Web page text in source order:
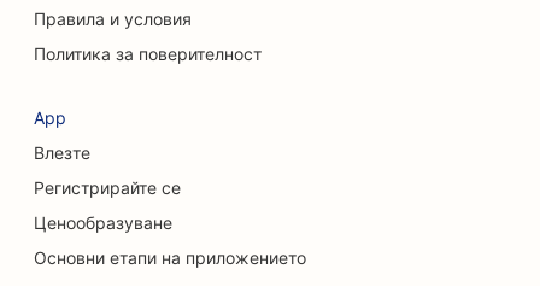
SEO за услуги за химически пилинг
SEO за магазини за дрехи
SEO за кафенета
SEO за козметични хирурзи
SEO за кредитни съюзи
Правила и условия
Политика за поверителност
App
Влезте
Регистрирайте се
Ценообразуване
Основни етапи на приложението